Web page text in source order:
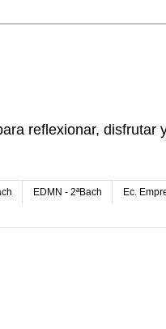
reflexionar, disfrutar
EDMN - 2ªBach Ec.